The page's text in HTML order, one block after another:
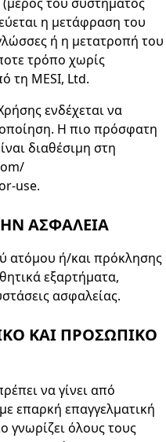
η μετάφραση του
ή η μετατροπή του
τρόπο χωρίς
τη MESI, Ltd.
ενδέχεται να
Η πιο πρόσφατη
διαθέσιμη στη
use.
ΑΣΦΑΛΕΙΑ
ατόμου ή/και πρόκλησης
εξαρτήματα,
ασφαλείας.
ΚΑΙ ΠΡΟΣΩΠΙΚΟ
να γίνει από
επαρκή επαγγελματική
γνωρίζει όλους τους